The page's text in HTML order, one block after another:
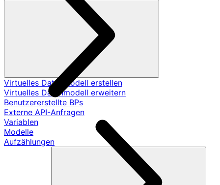
Virtuelles Datenmodell erstellen
Virtuelles Datenmodell erweitern
Benutzererstellte BPs
Externe API-Anfragen
Variablen
Modelle
Aufzählungen